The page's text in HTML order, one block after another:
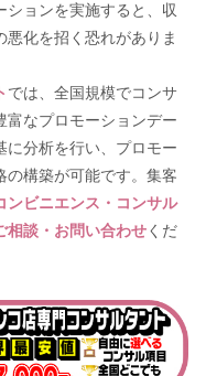
ションを実施すると、収
化を招く恐れがありま
では、全国規模でコンサ
富なプロモーションデー
に分析を行い、プロモー
の構築が可能です。集客
ンビニエンス・コンサル
相談・お問い合わせくだ